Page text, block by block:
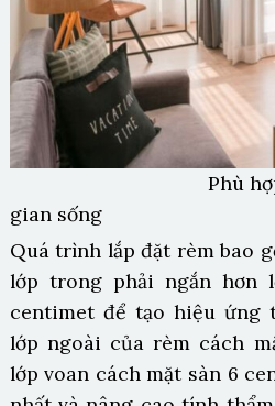
Phù
gian sống
Quá trình lắp đặt rèm bao
lớp trong phải ngắn hơn
centimet để tạo hiệu ứng
lớp ngoài của rèm cách
lớp voan cách mặt sàn 6